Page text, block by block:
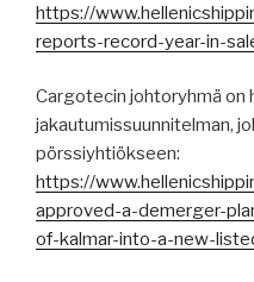
https://
reports-record-year-in-
Cargotecin johtoryhmä on
jakautumissuunnitelman,
pörssiyhtiökseen:
https://
approved-a-demerger-
of-kalmar-into-a-new-